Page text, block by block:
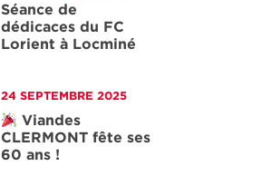
Séance de
dédicaces du FC
Lorient à Locminé
24 SEPTEMBRE 2025
Viandes
CLERMONT fête ses
60 ans !